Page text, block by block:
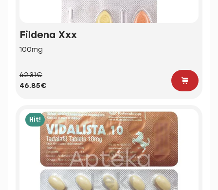
Fildena Xxx
100mg
62.31€
46.85€
Hit!